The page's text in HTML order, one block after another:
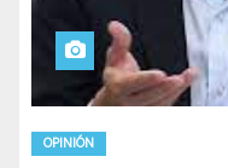
OPINIÓN